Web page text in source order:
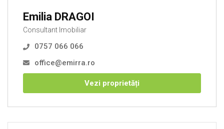
Emilia DRAGOI
Consultant Imobiliar
0757 066 066
office@emirra.ro
Vezi proprietăți